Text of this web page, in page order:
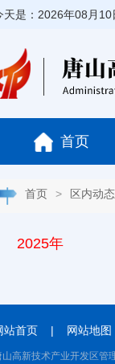
天是：2026年08月10
首页
首页 > 区内动态
2025年
站首页 | 网站地图
山高新技术产业开发区管